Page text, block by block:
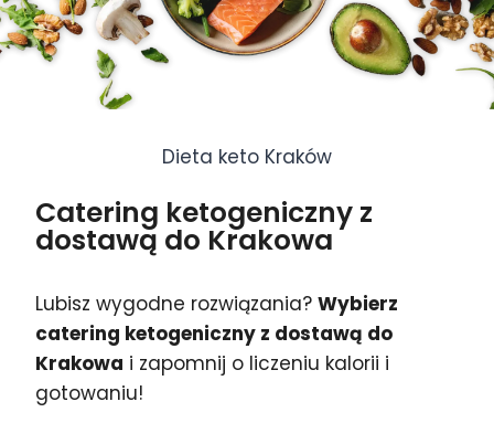
Dieta keto Kraków
Catering ketogeniczny z
dostawą do Krakowa
Lubisz wygodne rozwiązania?Wybierz
catering ketogeniczny z dostawą do
Krakowa i zapomnij o liczeniu kalorii i
gotowaniu!